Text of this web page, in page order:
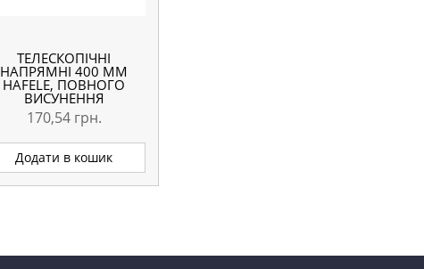
ТЕЛЕСКОПІЧНІ
НАПРЯМНІ 400 ММ
HAFELE, ПОВНОГО
ВИСУНЕННЯ
170,54 грн.
Додати в кошик